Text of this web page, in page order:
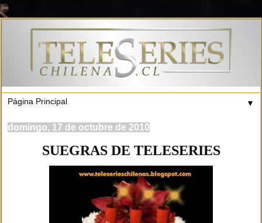
▼
domingo, 17 de octubre de 2010
SUEGRAS DE TELESERIES